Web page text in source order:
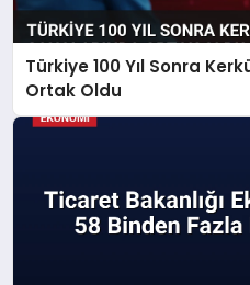
Türkiye 100 Yıl Sonra
Ortak Oldu